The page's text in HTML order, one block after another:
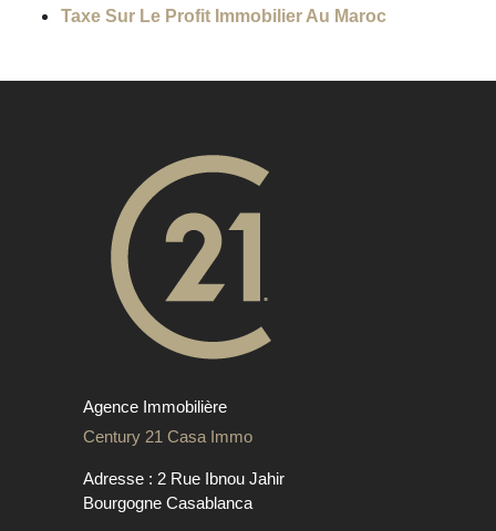
Taxe Sur Le Profit Immobilier Au Maroc
Agence Immobilière
Century 21 Casa Immo
Adresse : 2 Rue Ibnou Jahir
Bourgogne Casablanca